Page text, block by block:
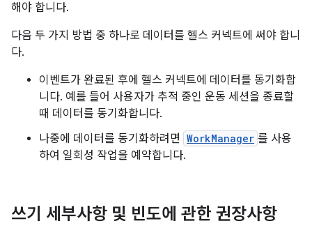
해야 합니다.
다음 두 가지 방법 중 하나로 데이터를 헬스 커넥트에 써야 합니
다.
이벤트가 완료된 후에 헬스 커넥트에 데이터를 동기화합
니다. 예를 들어 사용자가 추적 중인 운동 세션을 종료할
때 데이터를 동기화합니다.
나중에 데이터를 동기화하려면 WorkManager 를 사용
하여 일회성 작업을 예약합니다.
쓰기 세부사항 및 빈도에 관한 권장사항